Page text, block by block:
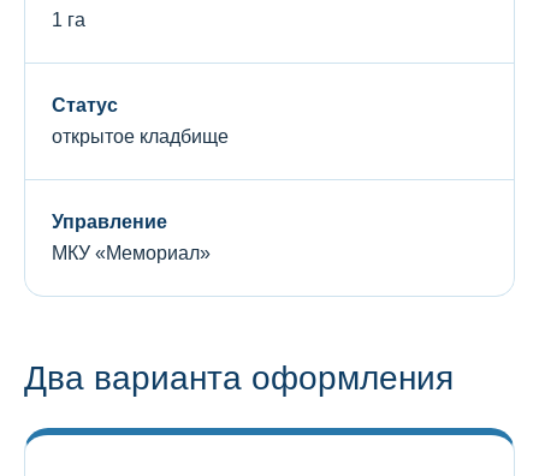
1 га
Статус
открытое кладбище
Управление
МКУ «Мемориал»
Два варианта оформления